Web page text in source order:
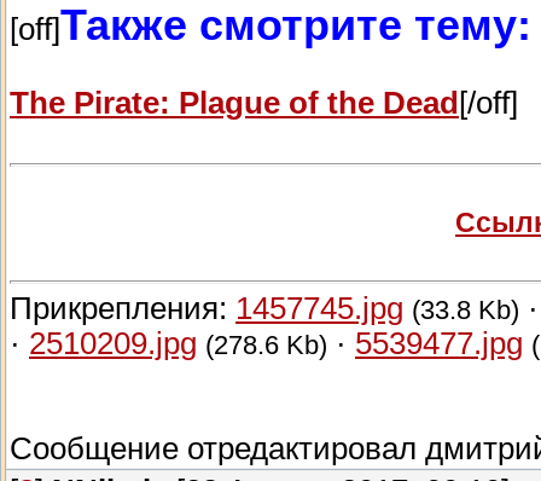
[off]Также смотрите тему:
The Pirate: Plague of the Dead [/off]
Прикрепления: 1457745.jpg (33.8 Kb)
· 2510209.jpg (278.6 Kb) · 5539477.jpg
Сообщение отредактировал